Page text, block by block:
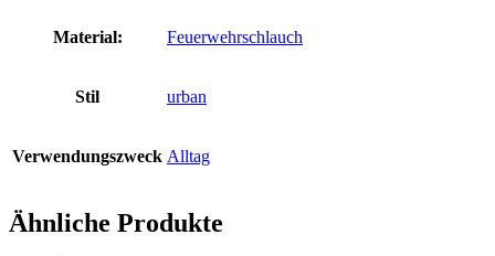
Material: Feuerwehrschlauch
Stil urban
Verwendungszweck Alltag
Ähnliche Produkte